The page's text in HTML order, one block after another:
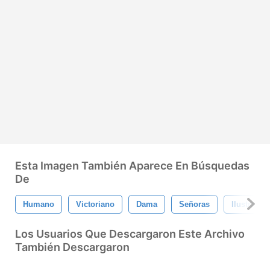
Esta Imagen También Aparece En Búsquedas
De
Humano Victoriano Dama Señoras
Los Usuarios Que Descargaron Este Archivo
También Descargaron